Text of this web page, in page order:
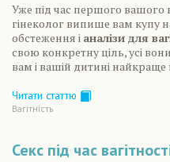
Уже під час першого вашого
гінеколог випише вам купу
обстеження і аналізи для
свою конкретну ціль, усі
вам і вашій дитині найкраще
Читати статтю
Вагiтнiсть
Секс під час